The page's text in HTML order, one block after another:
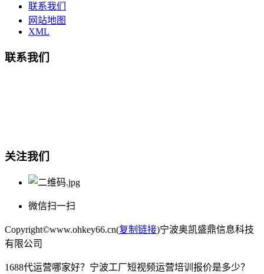
联系我们
网站地图
XML
联系我们
关注我们
微信扫一扫
Copyright©www.ohkey66.cn(复制链接)宁波奥凯盛鼎信息科技
有限公司
1688代运营哪家好？宁波工厂短视频运营培训报价是多少？